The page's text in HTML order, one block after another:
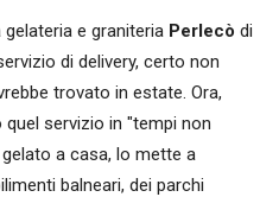
e graniteria Perlecò di
di delivery, certo non
trovato in estate. Ora,
servizio in "tempi non
a casa, lo mette a
balneari, dei parchi